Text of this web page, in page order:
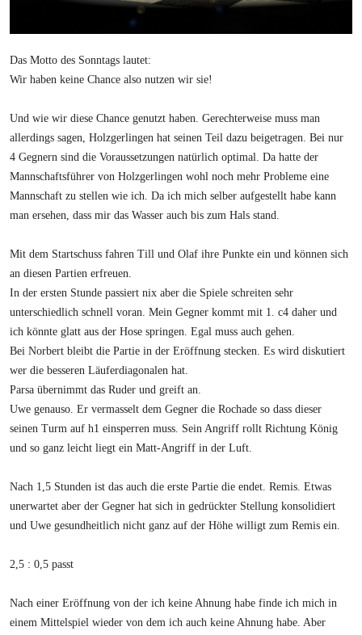
Das Motto des Sonntags lautet:
Wir haben keine Chance also nutzen wir sie!
Und wie wir diese Chance genutzt haben. Gerechterweise muss man
allerdings sagen, Holzgerlingen hat seinen Teil dazu beigetragen. Bei nur
4 Gegnern sind die Voraussetzungen natürlich optimal. Da hatte der
Mannschaftsführer von Holzgerlingen wohl noch mehr Probleme eine
Mannschaft zu stellen wie ich. Da ich mich selber aufgestellt habe kann
man ersehen, dass mir das Wasser auch bis zum Hals stand.
Mit dem Startschuss fahren Till und Olaf ihre Punkte ein und können sich
an diesen Partien erfreuen.
In der ersten Stunde passiert nix aber die Spiele schreiten sehr
unterschiedlich schnell voran. Mein Gegner kommt mit 1. c4 daher und
ich könnte glatt aus der Hose springen. Egal muss auch gehen.
Bei Norbert bleibt die Partie in der Eröffnung stecken. Es wird diskutiert
wer die besseren Läuferdiagonalen hat.
Parsa übernimmt das Ruder und greift an.
Uwe genauso. Er vermasselt dem Gegner die Rochade so dass dieser
seinen Turm auf h1 einsperren muss. Sein Angriff rollt Richtung König
und so ganz leicht liegt ein Matt-Angriff in der Luft.
Nach 1,5 Stunden ist das auch die erste Partie die endet. Remis. Etwas
unerwartet aber der Gegner hat sich in gedrückter Stellung konsolidiert
und Uwe gesundheitlich nicht ganz auf der Höhe willigt zum Remis ein.
2,5 : 0,5 passt
Nach einer Eröffnung von der ich keine Ahnung habe finde ich mich in
einem Mittelspiel wieder von dem ich auch keine Ahnung habe. Aber